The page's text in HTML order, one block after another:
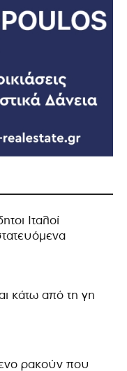
Ιταλοί
κάτω από τη γη
ρακούν που